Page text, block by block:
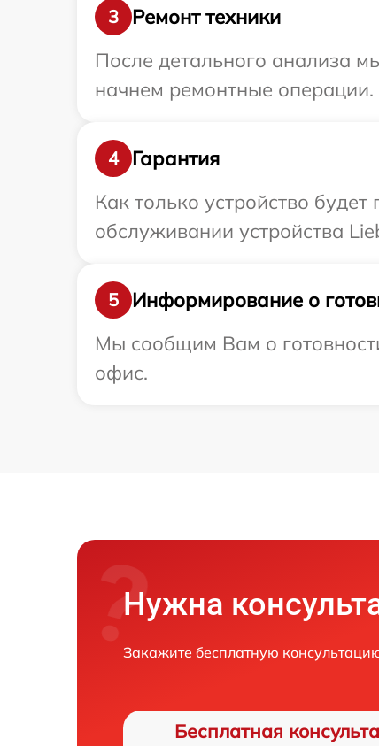
3
Ремонт техники
После детального анализа
начнем ремонтные операции.
4
Гарантия
Как только устройство
обслуживании устройства
5
Информирование о
Мы сообщим Вам о
офис.
Нужна
Закажите бесплатную
Бесплатная